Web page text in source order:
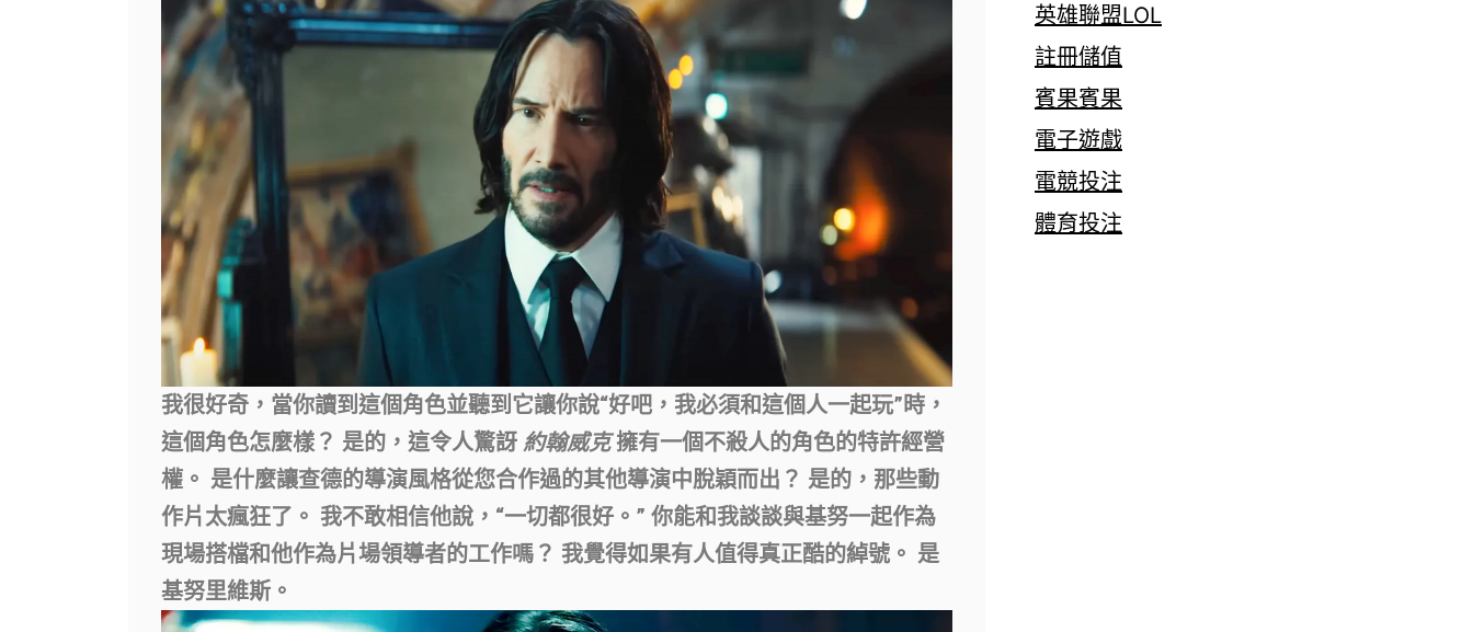
我很好奇，當你讀到這個角色並聽到它讓你說“好吧，我必須和這個人一起玩”時，
這個角色怎麼樣？ 是的，這令人驚訝 約翰威克擁有一個不殺人的角色的特許經營
權。 是什麼讓查德的導演風格從您合作過的其他導演中脫穎而出？ 是的，那些動
作片太瘋狂了。 我不敢相信他說，“一切都很好。” 你能和我談談與基努一起作為
現場搭檔和他作為片場領導者的工作嗎？ 我覺得如果有人值得真正酷的綽號。 是
基努里維斯。
英雄聯盟LOL
註冊儲值
賓果賓果
電子遊戲
電競投注
體育投注